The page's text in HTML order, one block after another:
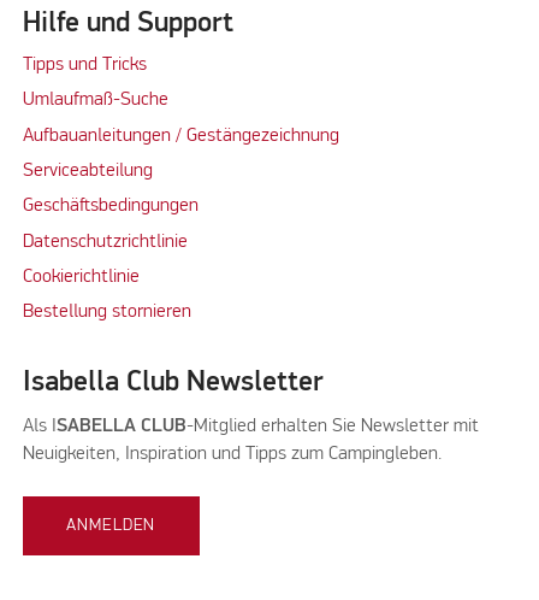
Hilfe und Support
Tipps und Tricks
Umlaufmaß-Suche
Aufbauanleitungen / Gestängezeichnung
Serviceabteilung
Geschäftsbedingungen
Datenschutzrichtlinie
Cookierichtlinie
Bestellung stornieren
Isabella Club Newsletter
Als I SABELLA CLUB-Mitglied erhalten Sie Newsletter mit
Neuigkeiten, Inspiration und Tipps zum Campingleben.
ANMELDEN